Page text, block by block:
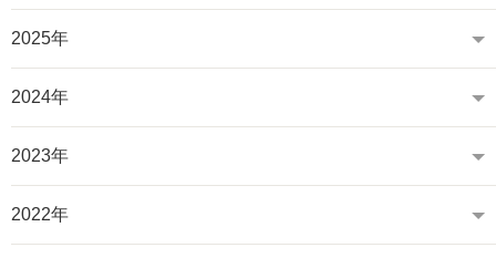
2025年
2024年
2023年
2022年